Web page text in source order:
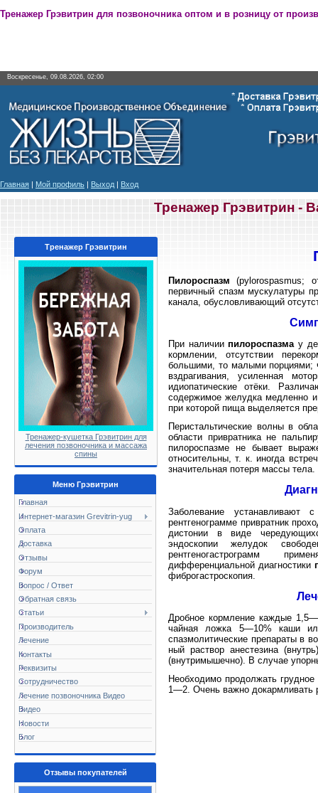
Тренажер Грэвитрин для позвоночника оптом и в розницу от
Воскресенье, 09.08.2026, 02:00
Главная | Мой профиль | Выход | Вход
Тренажер Грэвитрин -
Тренажер Грэвитрин
Тренажер-кушетка Грэвитрин для
лечения позвоночника и массажа
спины
Меню Грэвитрин
Главная
Интернет-магазин Grevitrin-yug
Оплата
Доставка
Отзывы
Форум
Вопрос / Ответ
Обратная связь
Статьи
Производитель
Лечение
Контакты
Реквизиты
Сотрудничество
Лечение позвоночника Видео
Видео
Новости
Блог
Отзывы покупателей
Пилороспазм (pylorospasmus;
первичный спазм мускулатуры
канала, обусловливающий
При наличиипилороспазмау
кормлении, отсутствии
большими, то малыми порциями;
вздрагивания, усиленная
идиопатические отёки.
содержимое желудка медленно
при которой пища выделяется
Перистальтические волны в
области привратника не
пилороспазме не бывает
относительны, т. к. иногда
значительная потеря массы тела.
Заболевание устанавливают
рентгенограмме привратник
дистонии в виде
эндоскопии желудок
рентгеногастрограмм
дифференциальной диагностики
фиброгастроскопия.
Дробное кормление каждые
чайная ложка 5—10% каши
спазмолитические препараты в
ный раствор анестезина
(внутримышечно). В случае
Необходимо продолжать
1—2. Очень важно докармливать